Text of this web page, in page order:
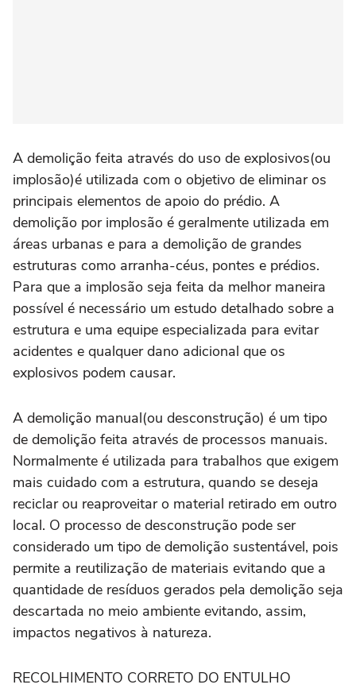
A demolição feita através do uso de explosivos(ou
implosão)é utilizada com o objetivo de eliminar os
principais elementos de apoio do prédio. A
demolição por implosão é geralmente utilizada em
áreas urbanas e para a demolição de grandes
estruturas como arranha-céus, pontes e prédios.
Para que a implosão seja feita da melhor maneira
possível é necessário um estudo detalhado sobre a
estrutura e uma equipe especializada para evitar
acidentes e qualquer dano adicional que os
explosivos podem causar.
A demolição manual(ou desconstrução) é um tipo
de demolição feita através de processos manuais.
Normalmente é utilizada para trabalhos que exigem
mais cuidado com a estrutura, quando se deseja
reciclar ou reaproveitar o material retirado em outro
local. O processo de desconstrução pode ser
considerado um tipo de demolição sustentável, pois
permite a reutilização de materiais evitando que a
quantidade de resíduos gerados pela demolição seja
descartada no meio ambiente evitando, assim,
impactos negativos à natureza.
RECOLHIMENTO CORRETO DO ENTULHO